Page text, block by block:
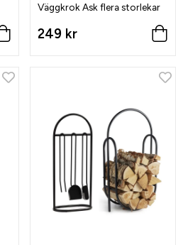
Väggkrok Ask flera storlekar
249 kr